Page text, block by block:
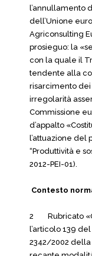
l’annullamento
dell’Unione
Agriconsulting
prosieguo: la
con la quale il
tendente alla
risarcimento
irregolarità
Commissione
d’appalto
l’attuazione del
“Produttività e
2012-PEI-01).
Contesto
2 Rubricato
l’articolo 139
2342/2002 della